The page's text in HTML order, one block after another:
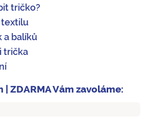
tričko?
textilu
a balíků
trička
| ZDARMA Vám zavoláme: